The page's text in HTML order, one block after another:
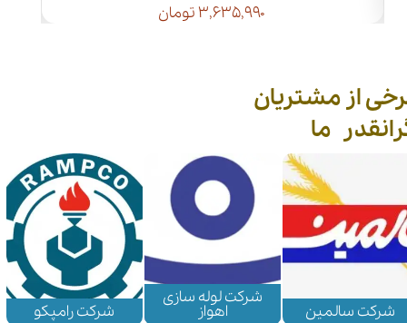
۳,۲۷۴,۲۰۰ تومان
شرکت سالمین
شرکت لوله سازی
اهواز شرکت رامپکو
از مشتریان
ما​​​​​​​